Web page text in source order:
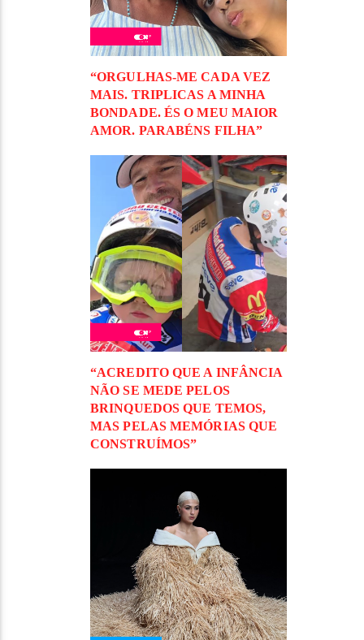
“ORGULHAS-ME CADA VEZ
MAIS. TRIPLICAS A MINHA
BONDADE. ÉS O MEU MAIOR
AMOR. PARABÉNS FILHA”
“ACREDITO QUE A INFÂNCIA
NÃO SE MEDE PELOS
BRINQUEDOS QUE TEMOS,
MAS PELAS MEMÓRIAS QUE
CONSTRUÍMOS”